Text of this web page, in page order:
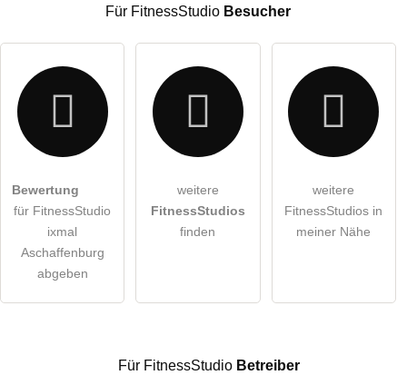
DieDatenschutzerklärunghabe ich zur Kenntnis genommen.
öffentliche Frage stellen
FitnessStudio-Eintrag zu stellen.
Für FitnessStudio Besucher
Bewertung
für FitnessStudio
ixmal
Aschaffenburg
abgeben
weitere
FitnessStudios
finden
weitere
FitnessStudios in
meiner Nähe
Für FitnessStudio Betreiber